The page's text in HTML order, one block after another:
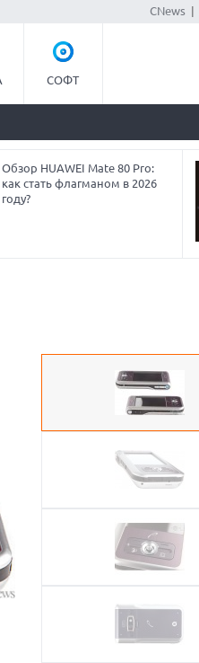
CNews|
СОФТ
Обзор HUAWEI Mate 80 Pro:
как стать флагманом в 2026
году?